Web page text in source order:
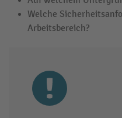
Welche
Arbeitsbereich?